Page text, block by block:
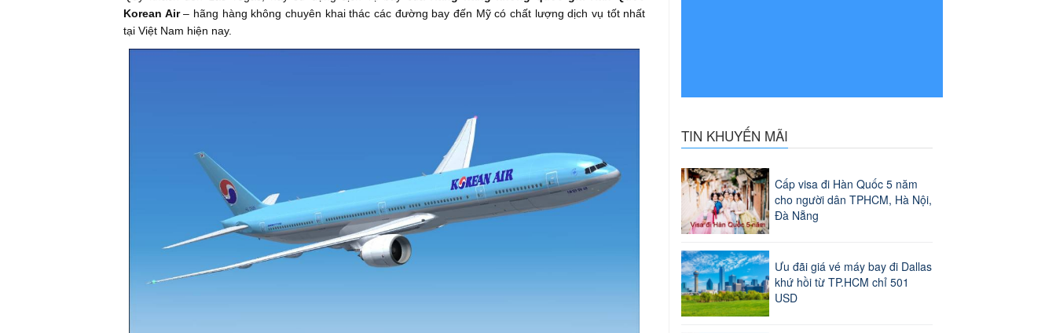
Korean Air– hãng hàng không chuyên khai thác các đường bay đến Mỹ có chất lượng dịch vụ tốt nhất
tại Việt Nam hiện nay.
TIN KHUYẾN MÃI
Cấp visa đi Hàn Quốc 5 năm
cho người dân TPHCM, Hà Nội,
Đà Nẵng
Ưu đãi giá vé máy bay đi Dallas
khứ hồi từ TP.HCM chỉ 501
USD